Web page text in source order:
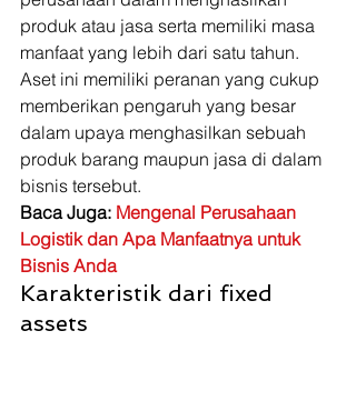
produk atau jasa serta memiliki masa
manfaat yang lebih dari satu tahun.
Aset ini memiliki peranan yang cukup
memberikan pengaruh yang besar
dalam upaya menghasilkan sebuah
produk barang maupun jasa di dalam
bisnis tersebut.
Baca Juga: Mengenal Perusahaan
Logistik dan Apa Manfaatnya untuk
Bisnis Anda
Karakteristik dari fixed
assets